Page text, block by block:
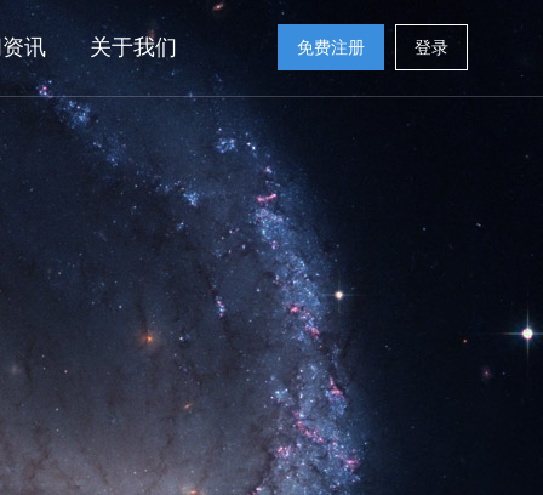
讯 关于我们 免费注册 登录